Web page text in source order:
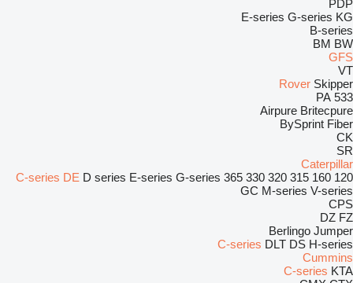
PDP
E-series G-series KG
B-series
BM BW
GFS
VT
Rover Skipper
533
PA
Airpure Britecpure
BySprint Fiber
CK
SR
Caterpillar
120
160
315
320
330
365
C-series DE D series E-series G-series
GC M-series V-series
CPS
DZ FZ
Berlingo Jumper
C-series DLT DS H-series
Cummins
C-series KTA